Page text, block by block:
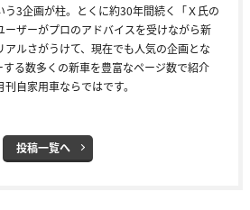
う3企画が柱。とくに約30年間続く「Ｘ氏の
ーザーがプロのアドバイスを受けながら新
ルさがうけて、現在でも人気の企画とな
する数多くの新車を豊富なページ数で紹介
自家用車ならではです。
投稿一覧へ